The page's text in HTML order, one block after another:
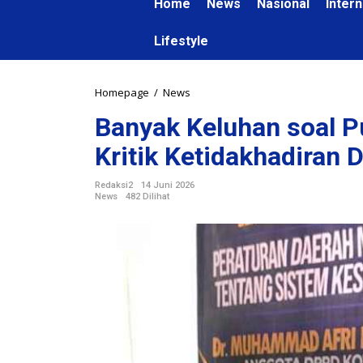
Home News Nasional
Lifestyle
Homepage / News
n
y
a
K
Banyak Keluhan soal
Kritik Ketidakhadiran
Redaksi2
14 Juni 2026
News
482 Dilihat